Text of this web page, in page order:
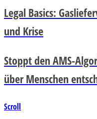
Legal Basics:
und Krise
Stoppt den AMS-
über Menschen
Scroll